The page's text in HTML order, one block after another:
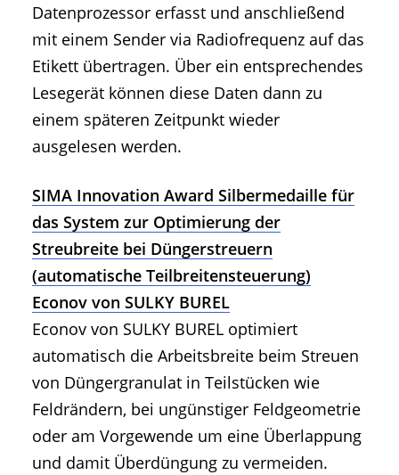
Datenprozessor erfasst und anschließend
mit einem Sender via Radiofrequenz auf das
Etikett übertragen. Über ein entsprechendes
Lesegerät können diese Daten dann zu
einem späteren Zeitpunkt wieder
ausgelesen werden.
SIMA Innovation Award Silbermedaille für
das System zur Optimierung der
Streubreite bei Düngerstreuern
(automatische Teilbreitensteuerung)
Econov von SULKY BUREL
Econov von SULKY BUREL optimiert
automatisch die Arbeitsbreite beim Streuen
von Düngergranulat in Teilstücken wie
Feldrändern, bei ungünstiger Feldgeometrie
oder am Vorgewende um eine Überlappung
und damit Überdüngung zu vermeiden.